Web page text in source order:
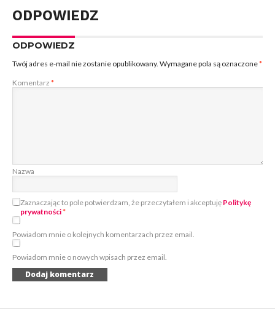
ODPOWIEDZ
ODPOWIEDZ
Twój adres e-mail nie zostanie opublikowany. Wymagane pola są oznaczone*
Komentarz *
Nazwa
Zaznaczając to pole potwierdzam, że przeczytałem i akceptuję Politykę
prywatności*
Powiadom mnie o kolejnych komentarzach przez email.
Powiadom mnie o nowych wpisach przez email.